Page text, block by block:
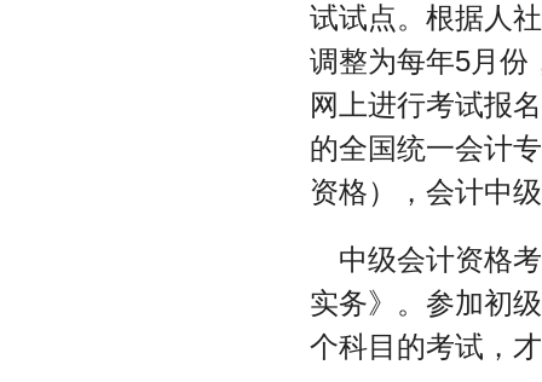
试试点。根据人
调整为每年5月份
网上进行考试报
的全国统一会计
资格），会计中
中级会计资格
实务》。参加初
个科目的考试，